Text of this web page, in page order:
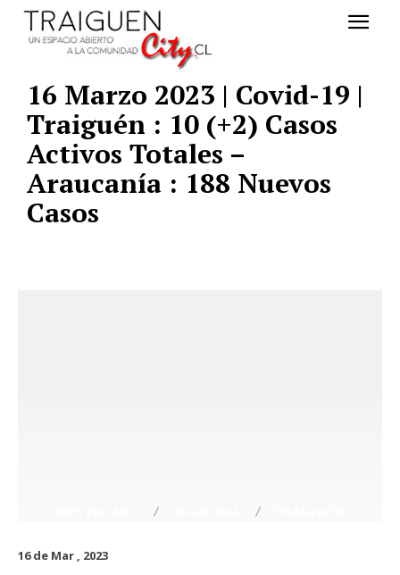
16 Marzo 2023 | Covid-19 |
Traiguén : 10 (+2) Casos
Activos Totales –
Araucanía : 188 Nuevos
Casos
16 de Mar , 2023